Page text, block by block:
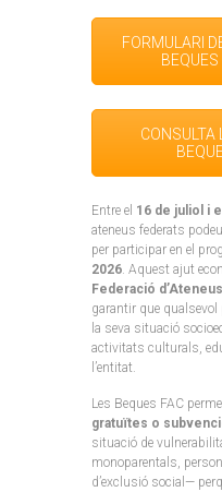
FORMULARI
CONSULTA
Entre el 16 de juliol i
ateneus federats
per participar en el
2026. Aquest ajut
Federació
garantir que
la seva situació
activitats culturals,
l’entitat.
Les Beques FAC
gratuïtes o
situació de
monoparentals,
d’exclusió social—